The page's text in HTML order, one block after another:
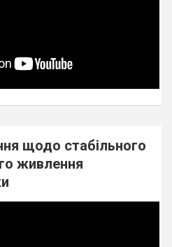
щодо стабільного
живлення